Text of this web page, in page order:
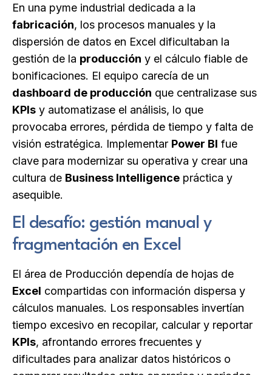
En una pyme industrial dedicada a la
fabricación, los procesos manuales y la
dispersión de datos en Excel dificultaban la
gestión de la producción y el cálculo fiable de
bonificaciones. El equipo carecía de un
dashboard de producción que centralizase sus
KPIs y automatizase el análisis, lo que
provocaba errores, pérdida de tiempo y falta de
visión estratégica. Implementar Power BI fue
clave para modernizar su operativa y crear una
cultura de Business Intelligence práctica y
asequible.
El desafío: gestión manual y
fragmentación en Excel
El área de Producción dependía de hojas de
Excel compartidas con información dispersa y
cálculos manuales. Los responsables invertían
tiempo excesivo en recopilar, calcular y reportar
KPIs, afrontando errores frecuentes y
dificultades para analizar datos históricos o